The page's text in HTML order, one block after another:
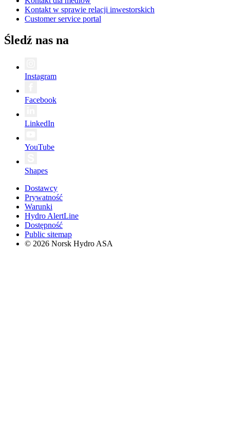
Kontakt w sprawie relacji inwestorskich
Customer service portal
Śledź nas na
Instagram
Facebook
LinkedIn
YouTube
Shapes
Dostawcy
Prywatność
Warunki
Hydro AlertLine
Dostępność
Public sitemap
© 2026 Norsk Hydro ASA